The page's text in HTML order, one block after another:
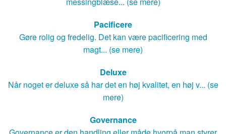
Pacificere
Gøre rolig og fredelig. Det kan være pacificering med
magt... (se mere)
Deluxe
Når noget er deluxe så har det en høj kvalitet, en høj v... (se
mere)
Governance